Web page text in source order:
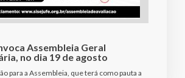
Assembleia Geral
no dia 19 de agosto
para a Assembleia, que terá como pauta a